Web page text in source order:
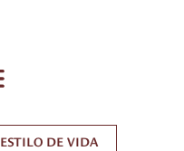
ESTILO DE VIDA